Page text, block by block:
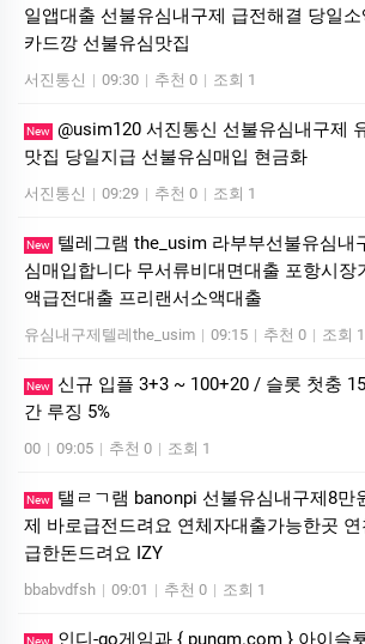
일앱대출 선불유심내구제 급전해결 당일
카드깡 선불유심맛집
서진통신 | 09:30 | 추천 0 | 조회 1
New @usim120 서진통신 선불유심내구제
맛집 당일지급 선불유심매입 현금화
서진통신 | 09:29 | 추천 0 | 조회 1
New
텔레그램 the_usim 라부부선불유심내
심매입합니다 무서류비대면대출 포항시장
액급전대출 프리랜서소액대출
유심내구제텔레the_usim | 09:15 | 추천 0 | 조회 1
New
신규 입플 3+3 ~ 100+20 / 슬롯 첫충
간 루징 5%
00 | 09:05 | 추천 0 | 조회 1
New
탤ㄹㄱ램 banonpi 선불유심내구제8만
제 바로급전드려요 연체자대출가능한곳
급한돈드려요 IZY
bbabvdfsh | 09:01 | 추천 0 | 조회 1
New
인디-go게임과 { pungm.com } 아이슬